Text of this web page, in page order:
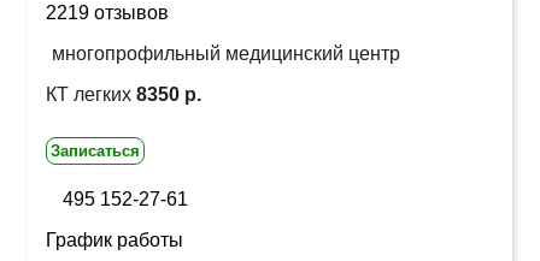
2219 отзывов
многопрофильный медицинский центр
КТ легких 8350 р.
Записаться
495 152-27-61
График работы